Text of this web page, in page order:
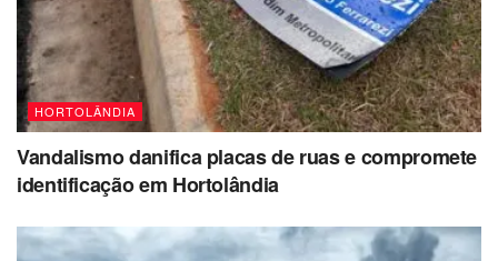
HORTOLÂNDIA
Vandalismo danifica placas de ruas e compromete
identificação em Hortolândia